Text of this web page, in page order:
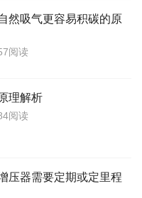
然吸气更容易积碳的原
阅读
理解析
阅读
压器需要定期或定里程